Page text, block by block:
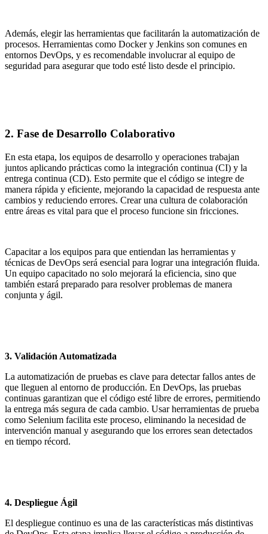
Además, elegir las herramientas que facilitarán la automatización de
procesos. Herramientas como Docker y Jenkins son comunes en
entornos DevOps, y es recomendable involucrar al equipo de
seguridad para asegurar que todo esté listo desde el principio.
2. Fase de Desarrollo Colaborativo
En esta etapa, los equipos de desarrollo y operaciones trabajan
juntos aplicando prácticas como la integración continua (CI) y la
entrega continua (CD). Esto permite que el código se integre de
manera rápida y eficiente, mejorando la capacidad de respuesta ante
cambios y reduciendo errores. Crear una cultura de colaboración
entre áreas es vital para que el proceso funcione sin fricciones.
Capacitar a los equipos para que entiendan las herramientas y
técnicas de DevOps será esencial para lograr una integración fluida.
Un equipo capacitado no solo mejorará la eficiencia, sino que
también estará preparado para resolver problemas de manera
conjunta y ágil.
3. Validación Automatizada
La automatización de pruebas es clave para detectar fallos antes de
que lleguen al entorno de producción. En DevOps, las pruebas
continuas garantizan que el código esté libre de errores, permitiendo
la entrega más segura de cada cambio. Usar herramientas de prueba
como Selenium facilita este proceso, eliminando la necesidad de
intervención manual y asegurando que los errores sean detectados
en tiempo récord.
4. Despliegue Ágil
El despliegue continuo es una de las características más distintivas